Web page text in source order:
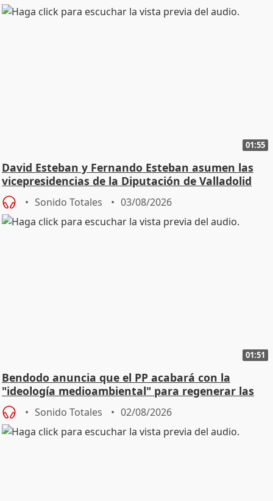
01:55
David Esteban y Fernando Esteban asumen las
vicepresidencias de la Diputación de Valladolid
Sonido Totales 03/08/2026
01:51
Bendodo anuncia que el PP acabará con la
"ideología medioambiental" para regenerar las
playas
Sonido Totales 02/08/2026